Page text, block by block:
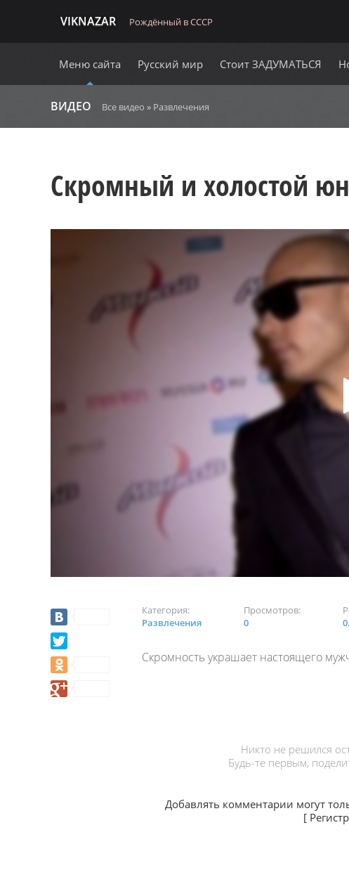
VIKNAZAR Рождённый в СССР
Меню сайта Русский мир Стоит ЗАДУМАТЬСЯ
ВИДЕО Все видео » Развлечения
Скромный и холостой
Категория:
Развлечения
Просмотров:
0
Скромность украшает настоящего
Никто не решился
Будь-те первым,
Добавлять комментарии могут
[